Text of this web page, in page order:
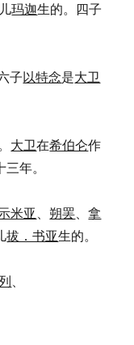
玛迦生的。四子
子以特念是大卫
大卫在希伯仑作
年。
米亚、朔罢、拿
拔．书亚生的。
、